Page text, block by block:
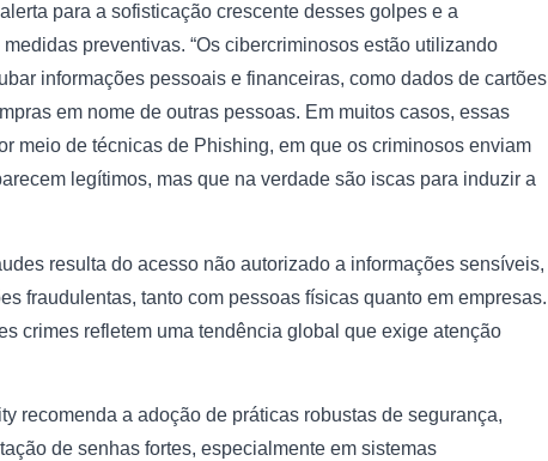
para a sofisticação crescente desses golpes e a
preventivas. “Os cibercriminosos estão utilizando
informações pessoais e financeiras, como dados de cartões
em nome de outras pessoas. Em muitos casos, essas
meio de técnicas de Phishing, em que os criminosos enviam
legítimos, mas que na verdade são iscas para induzir a
resulta do acesso não autorizado a informações sensíveis,
fraudulentas, tanto com pessoas físicas quanto em empresas.
crimes refletem uma tendência global que exige atenção
recomenda a adoção de práticas robustas de segurança,
de senhas fortes, especialmente em sistemas